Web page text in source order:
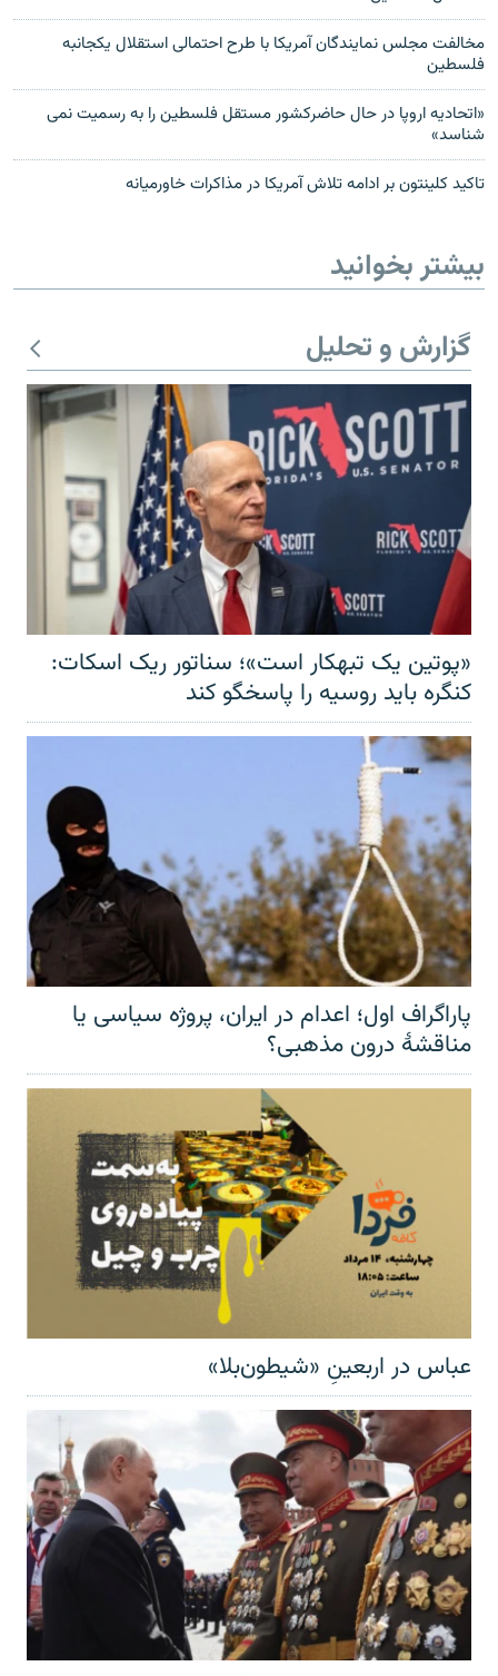
مخالفت مجلس نمایندگان آمریکا با طرح احتمالی استقلال یکجانبه
فلسطین
«اتحاديه اروپا در حال حاضرکشور مستقل فلسطين را به رسميت نمی
شناسد»
تاکید کلینتون بر ادامه تلاش آمریکا در مذاکرات خاورمیانه
بیشتر بخوانید
گزارش و تحلیل
«پوتین یک تبهکار است»؛ سناتور ریک اسکات:
کنگره باید روسیه را پاسخگو کند
پاراگراف اول؛ اعدام در ایران، پروژه سیاسی یا
مناقشهٔ درون مذهبی؟
عباس در اربعینِ «شیطون‌بلا»